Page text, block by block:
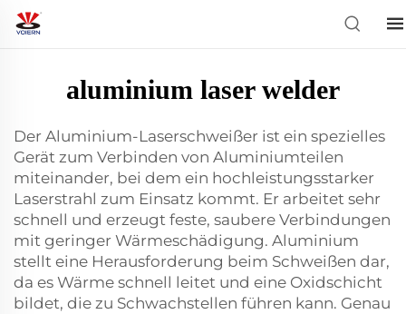
aluminium laser welder
Der Aluminium-Laserschweißer ist ein spezielles
Gerät zum Verbinden von Aluminiumteilen
miteinander, bei dem ein hochleistungsstarker
Laserstrahl zum Einsatz kommt. Er arbeitet sehr
schnell und erzeugt feste, saubere Verbindungen
mit geringer Wärmeschädigung. Aluminium
stellt eine Herausforderung beim Schweißen dar,
da es Wärme schnell leitet und eine Oxidschicht
bildet, die zu Schwachstellen führen kann. Genau